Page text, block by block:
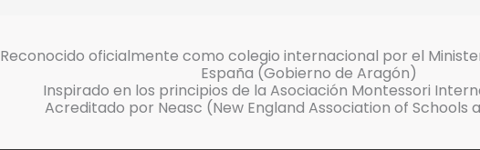
Reconocido oficialmente como colegio internacional por el
España (Gobierno de Aragón)
Inspirado en los principios de la Asociación Montessori
Acreditado por Neasc (New England Association of Schools